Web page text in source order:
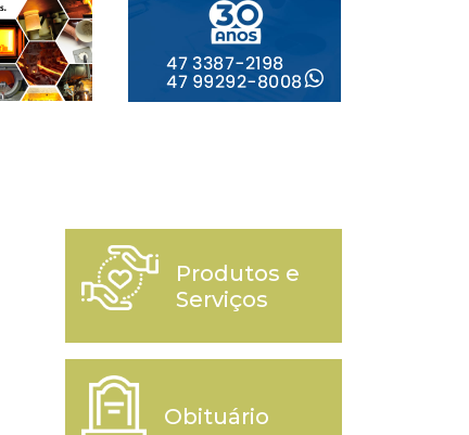
Produtos e
Serviços
Obituário